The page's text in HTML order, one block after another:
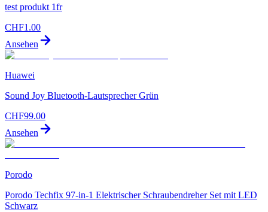
test produkt 1fr
CHF1.00
Ansehen
Huawei
Sound Joy Bluetooth-Lautsprecher Grün
CHF99.00
Ansehen
Porodo
Porodo Techfix 97-in-1 Elektrischer Schraubendreher Set mit LED
Schwarz